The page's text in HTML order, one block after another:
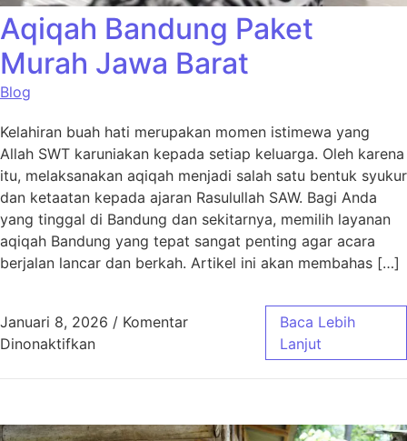
Aqiqah Bandung Paket
Murah Jawa Barat
Blog
Kelahiran buah hati merupakan momen istimewa yang
Allah SWT karuniakan kepada setiap keluarga. Oleh karena
itu, melaksanakan aqiqah menjadi salah satu bentuk syukur
dan ketaatan kepada ajaran Rasulullah SAW. Bagi Anda
yang tinggal di Bandung dan sekitarnya, memilih layanan
aqiqah Bandung yang tepat sangat penting agar acara
berjalan lancar dan berkah. Artikel ini akan membahas […]
Januari 8, 2026 / Komentar
Dinonaktifkanpada Aqiqah Bandung Paket Murah Jawa
Baca Lebih
Lanjut